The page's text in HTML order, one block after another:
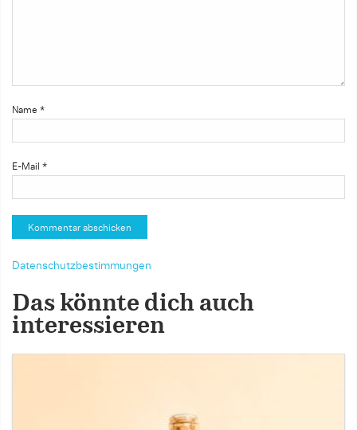
Name *
E-Mail *
Datenschutzbestimmungen
Das könnte dich auch
interessieren